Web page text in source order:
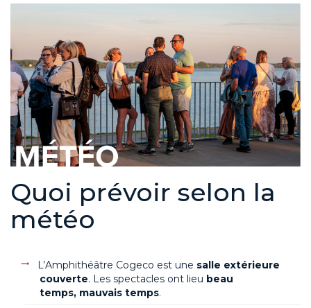
Quoi prévoir selon la
météo
L’Amphithéâtre Cogeco est une salle extérieure
couverte. Les spectacles ont lieu beau
temps, mauvais temps.